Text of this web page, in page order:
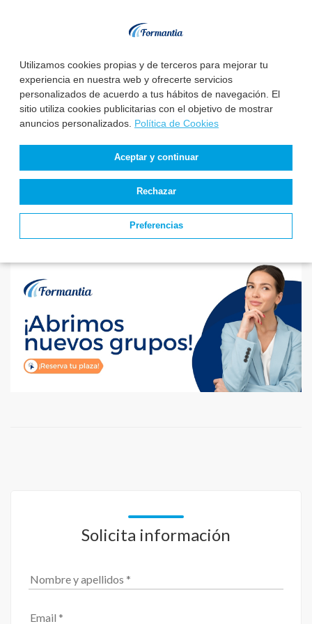
Utilizamos cookies propias y de terceros para mejorar tu
experiencia en nuestra web y ofrecerte servicios
personalizados de acuerdo a tus hábitos de navegación. El
sitio utiliza cookies publicitarias con el objetivo de mostrar
anuncios personalizados. Política de Cookies
Aceptar y continuar
Rechazar
Preferencias
La Diputación
Provincial de
Valladolid convoca 3
plazas de E...
El Instituto Nacional
de Gestión Sanitaria
aprueba la relaci...
convocatorias y
plazas de Enfermería
Solicita información